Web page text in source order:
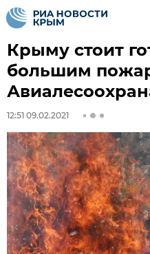
Крыму стоит
большим
12:51 09.02.2021